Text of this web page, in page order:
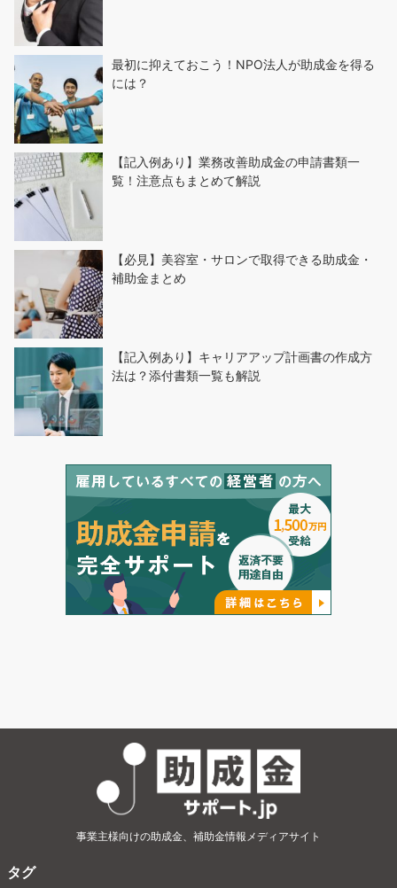
最初に抑えておこう！NPO法人が助成金を得る
には？
【記入例あり】業務改善助成金の申請書類一
覧！注意点もまとめて解説
【必見】美容室・サロンで取得できる助成金・
補助金まとめ
【記入例あり】キャリアアップ計画書の作成方
法は？添付書類一覧も解説
事業主様向けの助成金、補助金情報メディアサイト
タグ